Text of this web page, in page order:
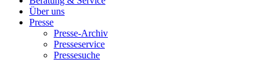
Über uns
Presse
Presse-Archiv
Presseservice
Pressesuche